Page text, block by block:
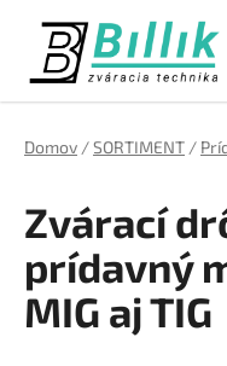
obsah
Domov /SORTIMENT /
Zvárací
prídavný
MIG aj TIG